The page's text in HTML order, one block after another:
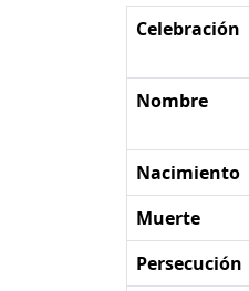
Celebración
Nombre
Nacimiento
Muerte
Persecución